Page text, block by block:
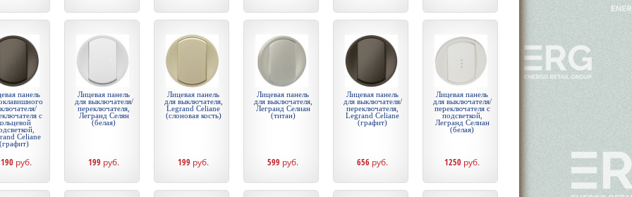
панель
с
Celiane
(графит)
руб.
Лицевая панель
для выключателя/
переключателя,
Легранд Селян
(белая)
199 руб.
Лицевая панель
для выключателя,
Legrand Celiane
(слоновая кость)
199 руб.
Лицевая панель
для выключателя,
Легранд Селиан
(титан)
599 руб.
Лицевая панель
для выключателя/
переключателя,
Legrand Celiane
(графит)
656 руб.
Лицевая панель
для выключателя/
переключателя с
подсветкой,
Легранд Селиан
(белая)
1250 руб.